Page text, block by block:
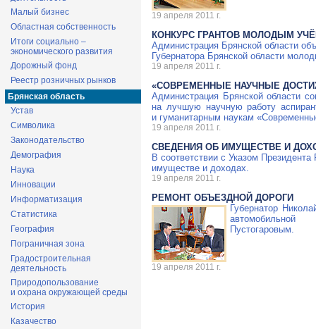
Малый бизнес
Областная собственность
Итоги социально –
экономического развития
Дорожный фонд
Реестр розничных рынков
Брянская область
Устав
Символика
Законодательство
Демография
Наука
Инновации
Информатизация
Статистика
География
Пограничная зона
Градостроительная
деятельность
Природопользование
и охрана окружающей среды
История
Казачество
19 апреля 2011 г.
КОНКУРС ГРАНТОВ МОЛОДЫМ
Администрация Брянской области
Губернатора Брянской области
19 апреля 2011 г.
«СОВРЕМЕННЫЕ НАУЧНЫЕ
Администрация Брянской области
на лучшую научную работу
и гуманитарным наукам
19 апреля 2011 г.
СВЕДЕНИЯ ОБ ИМУЩЕСТВЕ И
В соответствии с Указом
имуществе и доходах.
19 апреля 2011 г.
РЕМОНТ ОБЪЕЗДНОЙ ДОРОГИ
Губернатор
Пустогаровым.
19 апреля 2011 г.